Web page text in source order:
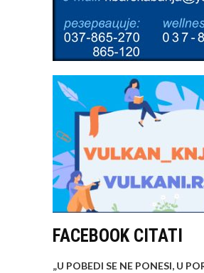
FACEBOOK CITATI
„U POBEDI SE NE PONESI, U